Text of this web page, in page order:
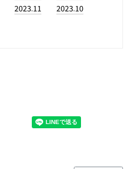
2023.11
2023.10